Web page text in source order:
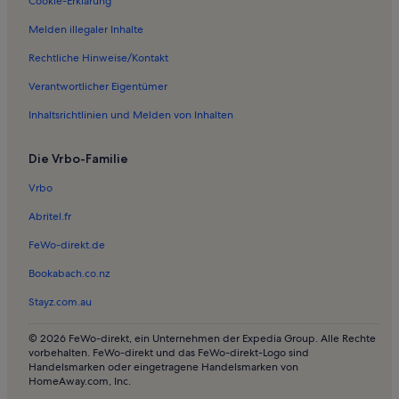
Ferienwohnungen in Cessenaz
Ferienwohnungen in Schloss Menthon-St-Bernard
Ferienwohnungen in Doussard
Ferienwohnungen in Fußweg der Roselieres
Häuser in Les Carroz d'Arâches
Ferienunterkünfte in Strandnähe nahe Lac Vert
Ferienunterkünfte mit Whirlpool nahe Cascade de Glandieu
Häuser in Ugine
Chalets in Annecy
Häuser in Annecy
Villen in Annecy
Häuser in Annecy
Ferienunterkünfte mit Pool in Annecy
Melden illegaler Inhalte
Rechtliche Hinweise/Kontakt
Verantwortlicher Eigentümer
Inhaltsrichtlinien und Melden von Inhalten
Die Vrbo-Familie
Vrbo
Abritel.fr
FeWo-direkt.de
Bookabach.co.nz
Stayz.com.au
© 2026 FeWo-direkt, ein Unternehmen der Expedia Group. Alle Rechte
vorbehalten. FeWo-direkt und das FeWo-direkt-Logo sind
Handelsmarken oder eingetragene Handelsmarken von
HomeAway.com, Inc.